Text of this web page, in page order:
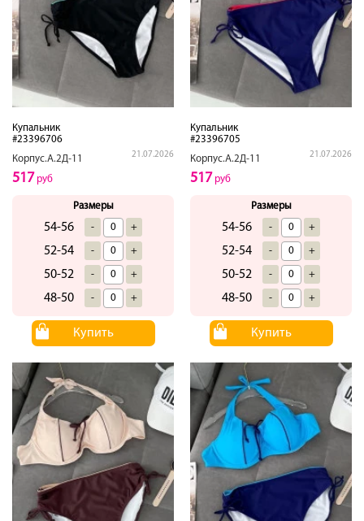
Купальник
#23396706
Корпус.А.2Д-11
21.07.2026
517 руб
Размеры
54-56 - +
52-54 - +
50-52 - +
48-50 - +
Купить
Купальник
#23396705
Корпус.А.2Д-11
21.07.2026
517 руб
Размеры
54-56 - +
52-54 - +
50-52 - +
48-50 - +
Купить